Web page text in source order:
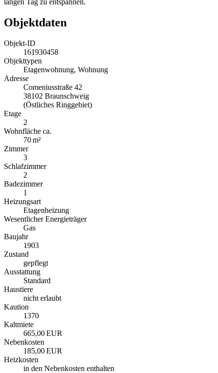
Objektdaten
Objekt-ID
161930458
Objekttypen
Etagenwohnung, Wohnung
Adresse
Comeniusstraße 42
38102 Braunschweig
(Östliches Ringgebiet)
Etage
2
Wohnfläche ca.
70 m²
Zimmer
3
Schlafzimmer
2
Badezimmer
1
Heizungsart
Etagenheizung
Wesentlicher Energieträger
Gas
Baujahr
1903
Zustand
gepflegt
Ausstattung
Standard
Haustiere
nicht erlaubt
Kaution
1370
Kaltmiete
665,00 EUR
Nebenkosten
185,00 EUR
Heizkosten
in den Nebenkosten enthalten